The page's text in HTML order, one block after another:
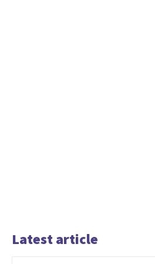
Latest article